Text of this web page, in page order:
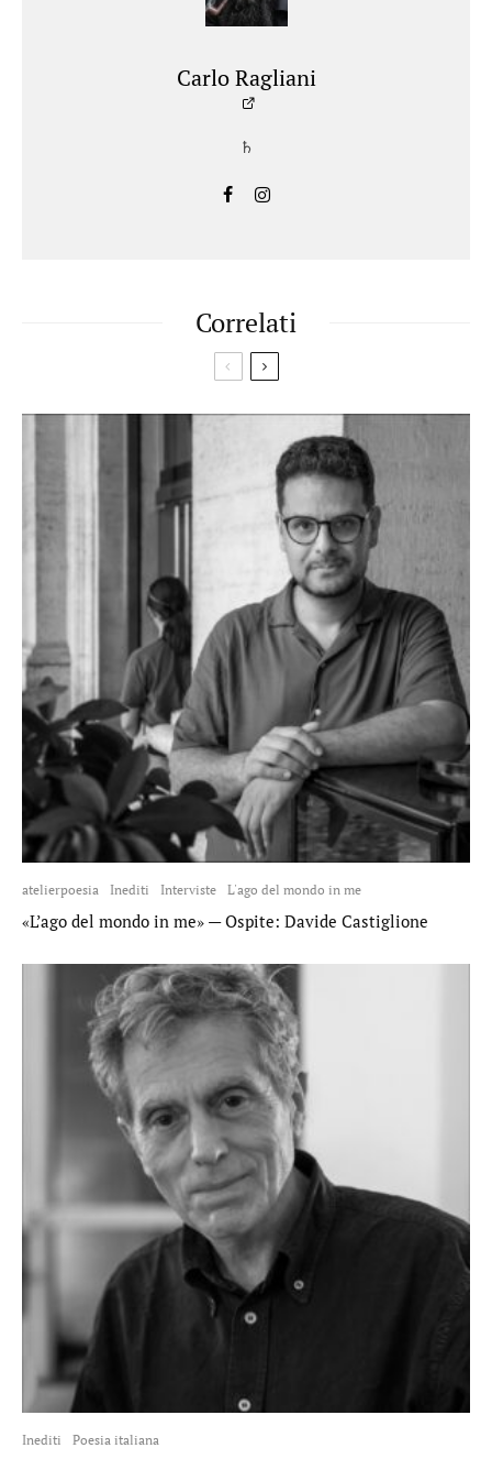
Carlo Ragliani
♄
Correlati
atelierpoesia Inediti Interviste L'ago del mondo in me
«L’ago del mondo in me» — Ospite: Davide Castiglione
Inediti Poesia italiana